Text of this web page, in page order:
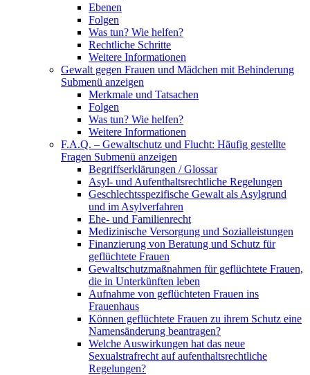
Ebenen
Folgen
Was tun? Wie helfen?
Rechtliche Schritte
Weitere Informationen
Gewalt gegen Frauen und Mädchen mit Behinderung
Submenü anzeigen
Merkmale und Tatsachen
Folgen
Was tun? Wie helfen?
Weitere Informationen
F.A.Q. – Gewaltschutz und Flucht: Häufig gestellte
Fragen Submenü anzeigen
Begriffserklärungen / Glossar
Asyl- und Aufenthaltsrechtliche Regelungen
Geschlechtsspezifische Gewalt als Asylgrund
und im Asylverfahren
Ehe- und Familienrecht
Medizinische Versorgung und Sozialleistungen
Finanzierung von Beratung und Schutz für
geflüchtete Frauen
Gewaltschutzmaßnahmen für geflüchtete Frauen,
die in Unterkünften leben
Aufnahme von geflüchteten Frauen ins
Frauenhaus
Können geflüchtete Frauen zu ihrem Schutz eine
Namensänderung beantragen?
Welche Auswirkungen hat das neue
Sexualstrafrecht auf aufenthaltsrechtliche
Regelungen?